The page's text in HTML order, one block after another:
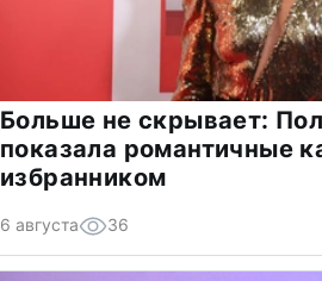
Больше не скрывает:
показала романтичные
избранником
6 августа 36